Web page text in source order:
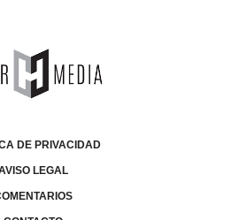
DE PRIVACIDAD
LEGAL